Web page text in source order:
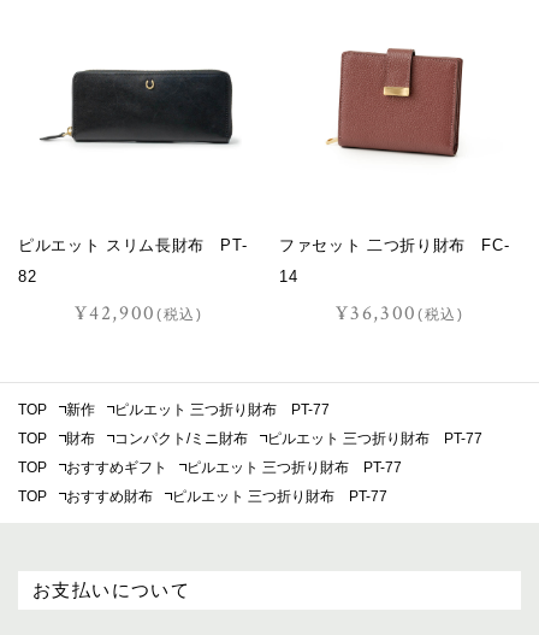
ピルエット スリム長財布 PT-
82
¥42,900(税込)
ファセット 二つ折り財布 FC-
14
¥36,300(税込)
TOP 新作
ピルエット 三つ折り財布 PT-77
TOP
財布 コンパクト/ミニ財布
ピルエット 三つ折り財布 PT-77
TOP
おすすめギフト
ピルエット 三つ折り財布 PT-77
TOP
おすすめ財布 ピルエット 三つ折り財布 PT-77
お支払いについて